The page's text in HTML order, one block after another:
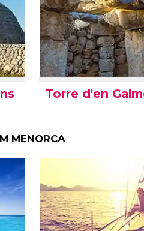
Torre d'en
MENORCA